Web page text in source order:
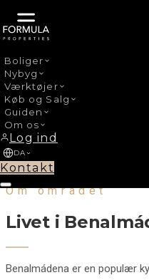
Boliger
Nybyg
Værktøjer
Køb og Salg
Guiden
Om os
Log ind
DA
Kontakt
← Alle områder
Costa del Sol
Benalmádena
Familievenlig kystby med
Om området
Livet i
Benalmádena er en populær